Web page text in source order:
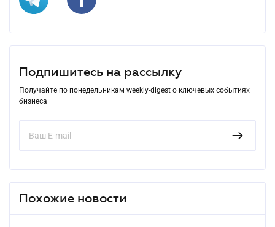
Подпишитесь на рассылку
Получайте по понедельникам weekly-digest о ключевых событиях
бизнеса
Похожие новости